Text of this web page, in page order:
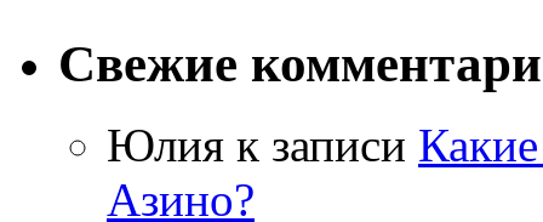
Свежие
Юлия к записи
Азино?